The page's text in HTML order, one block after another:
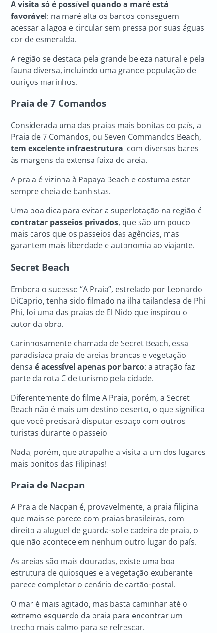
A visita só é possível quando a maré está
favorável: na maré alta os barcos conseguem
acessar a lagoa e circular sem pressa por suas águas
cor de esmeralda.
A região se destaca pela grande beleza natural e pela
fauna diversa, incluindo uma grande população de
ouriços marinhos.
Praia de 7 Comandos
Considerada uma das praias mais bonitas do país, a
Praia de 7 Comandos, ou Seven Commandos Beach,
tem excelente infraestrutura, com diversos bares
às margens da extensa faixa de areia.
A praia é vizinha à Papaya Beach e costuma estar
sempre cheia de banhistas.
Uma boa dica para evitar a superlotação na região é
contratar passeios privados, que são um pouco
mais caros que os passeios das agências, mas
garantem mais liberdade e autonomia ao viajante.
Secret Beach
Embora o sucesso “A Praia”, estrelado por Leonardo
DiCaprio, tenha sido filmado na ilha tailandesa de Phi
Phi, foi uma das praias de El Nido que inspirou o
autor da obra.
Carinhosamente chamada de Secret Beach, essa
paradisíaca praia de areias brancas e vegetação
densaé acessível apenas por barco: a atração faz
parte da rota C de turismo pela cidade.
Diferentemente do filme A Praia, porém, a Secret
Beach não é mais um destino deserto, o que significa
que você precisará disputar espaço com outros
turistas durante o passeio.
Nada, porém, que atrapalhe a visita a um dos lugares
mais bonitos das Filipinas!
Praia de Nacpan
A Praia de Nacpan é, provavelmente, a praia filipina
que mais se parece com praias brasileiras, com
direito a aluguel de guarda-sol e cadeira de praia, o
que não acontece em nenhum outro lugar do país.
As areias são mais douradas, existe uma boa
estrutura de quiosques e a vegetação exuberante
parece completar o cenário de cartão-postal.
O mar é mais agitado, mas basta caminhar até o
extremo esquerdo da praia para encontrar um
trecho mais calmo para se refrescar.